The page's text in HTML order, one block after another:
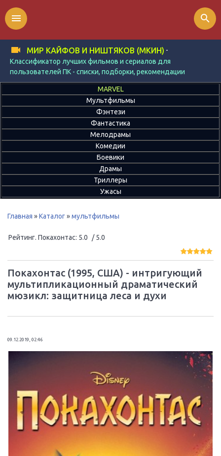
МИР КАЙФОВ И НИШТЯКОВ (МКИН) -
Классификатор лучших фильмов и сериалов для
пользователей ПК - списки, подборки, рекомендации
menu search
MARVEL
Мультфильмы
Фэнтези
Фантастика
Мелодрамы
Комедии
Боевики
Драмы
Триллеры
Ужасы
Главная »Каталог»мультфильмы
Рейтинг. Покахонтас: 5.0 / 5.0
Покахонтас (1995, США) - интригующий
мультипликационный драматический
мюзикл: защитница леса и духи
09.12.2019, 02:46